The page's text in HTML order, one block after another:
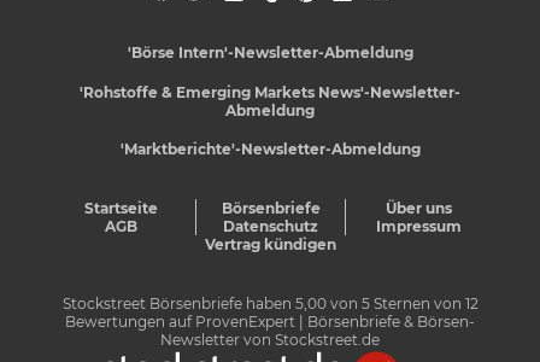
'Börse Intern'-Newsletter-Abmeldung
'Rohstoffe & Emerging Markets News'-Newsletter-
Abmeldung
'Marktberichte'-Newsletter-Abmeldung
Startseite Börsenbriefe
Über uns
AGB
Datenschutz
Impressum
Vertrag kündigen
Stockstreet Börsenbriefe haben 5,00von 5Sternen von 12
Bewertungen auf ProvenExpert
| Börsenbriefe & Börsen-
Newsletter von Stockstreet.de